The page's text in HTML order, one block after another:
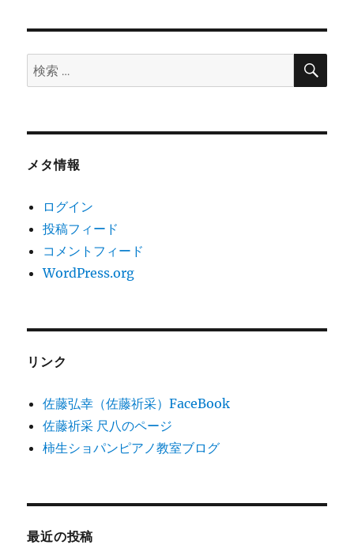
ン
検
索:
検
メタ情報
ログイン
投稿フィード
コメントフィード
WordPress.org
リンク
佐藤弘幸（佐藤祈采）FaceBook
佐藤祈采 尺八のページ
柿生ショパンピアノ教室ブログ
最近の投稿